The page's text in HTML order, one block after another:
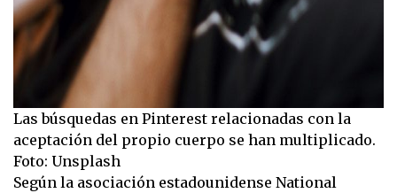
Las búsquedas en Pinterest relacionadas con la
aceptación del propio cuerpo se han multiplicado.
Foto: Unsplash
Según la asociación estadounidense National